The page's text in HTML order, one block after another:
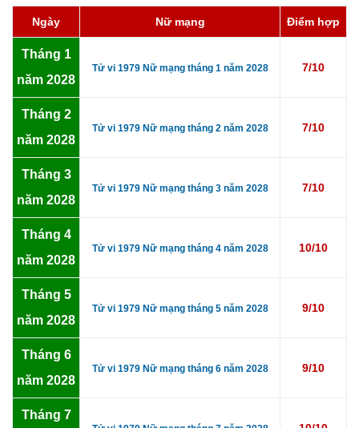
Ngày Nữ mạng Điểm hợp
Tháng 1
năm 2028
Tử vi 1979 Nữ mạng tháng 1 năm 2028 7/10
Tháng 2
năm 2028
Tử vi 1979 Nữ mạng tháng 2 năm 2028 7/10
Tháng 3
năm 2028
Tử vi 1979 Nữ mạng tháng 3 năm 2028 7/10
Tháng 4
năm 2028
Tử vi 1979 Nữ mạng tháng 4 năm 2028 10/10
Tháng 5
năm 2028
Tử vi 1979 Nữ mạng tháng 5 năm 2028 9/10
Tháng 6
năm 2028
Tử vi 1979 Nữ mạng tháng 6 năm 2028 9/10
Tháng 7